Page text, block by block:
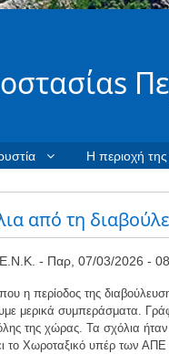
Η περιοχή
από τη
Παρ, 07/03/2026 -
η περίοδος της
μερικά συμπεράσματα.
της χώρας. Τα σχόλια ήταν
το Χωροταξικό υπέρ των ΑΠΕ